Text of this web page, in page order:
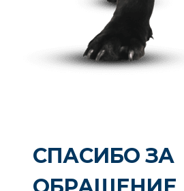
СПАСИБО ЗА